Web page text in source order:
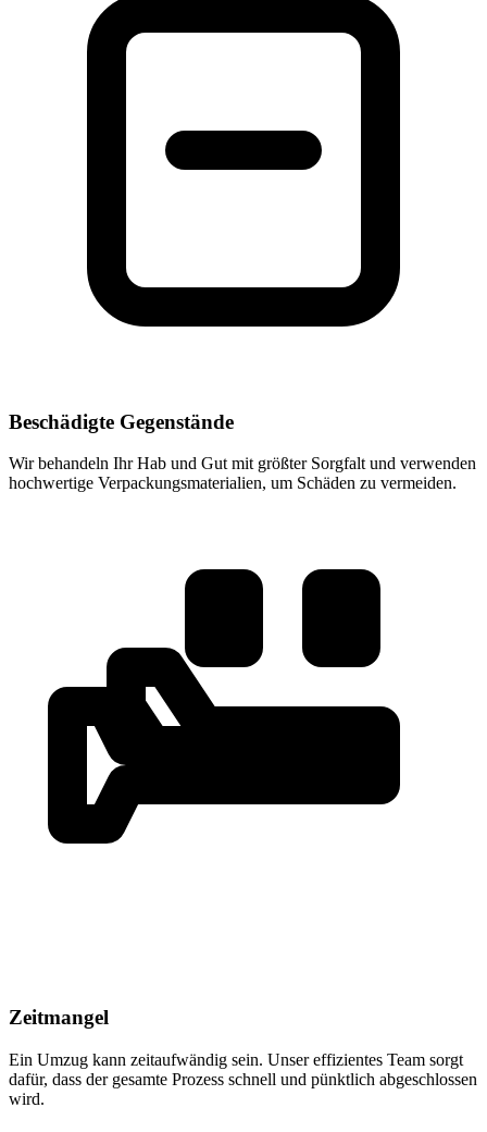
Beschädigte Gegenstände
Wir behandeln Ihr Hab und Gut mit größter Sorgfalt und verwenden
hochwertige Verpackungsmaterialien, um Schäden zu vermeiden.
Zeitmangel
Ein Umzug kann zeitaufwändig sein. Unser effizientes Team sorgt
dafür, dass der gesamte Prozess schnell und pünktlich abgeschlossen
wird.